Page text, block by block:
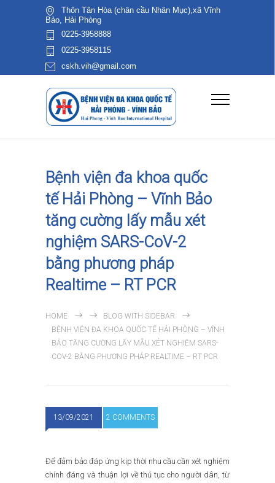
Thôn Tân Hòa (chân cầu Nhân Mục),xã Vĩnh
Bảo, Hải Phòng
0225-3958888
0225-3958115
cskh.vih@gmail.com
Bệnh viện đa khoa quốc
tế Hải Phòng – Vĩnh Bảo
tăng cường lấy mẫu xét
nghiệm SARS-CoV-2
bằng phương pháp
Realtime – RT PCR
HOME
BLOG WITH SIDEBAR
BỆNH VIỆN ĐA KHOA QUỐC TẾ HẢI PHÒNG – VĨNH
BẢO TĂNG CƯỜNG LẤY MẪU XÉT NGHIỆM SARS-
COV-2 BẰNG PHƯƠNG PHÁP REALTIME – RT PCR
13/09/2021 2 COMMENTS
Để đảm bảo đáp ứng kịp thời nhu cầu cần xét nghiệm
chính đáng và thuận lợi về thủ tục cho người dân, từ